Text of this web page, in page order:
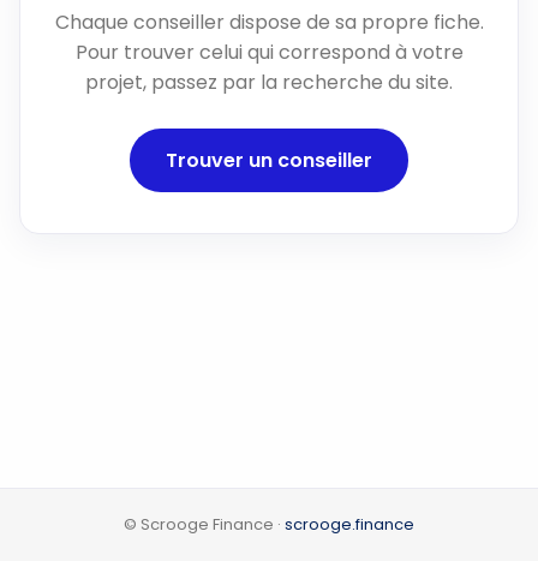
Chaque conseiller dispose de sa propre fiche.
Pour trouver celui qui correspond à votre
projet, passez par la recherche du site.
Trouver un conseiller
© Scrooge Finance · scrooge.finance